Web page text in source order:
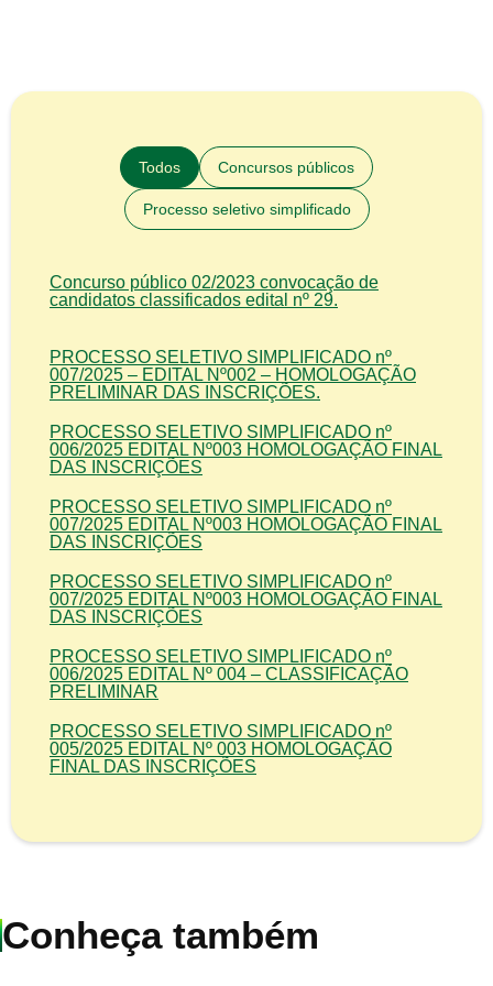
Concursos públicos
Processo seletivo simplificado
Todos
Concurso público 02/2023 convocação de
candidatos classificados edital nº 29.
PROCESSO SELETIVO SIMPLIFICADO nº
007/2025 – EDITAL Nº002 – HOMOLOGAÇÃO
PRELIMINAR DAS INSCRIÇÕES.
PROCESSO SELETIVO SIMPLIFICADO nº
006/2025 EDITAL Nº003 HOMOLOGAÇÃO FINAL
DAS INSCRIÇÕES
PROCESSO SELETIVO SIMPLIFICADO nº
007/2025 EDITAL Nº003 HOMOLOGAÇÃO FINAL
DAS INSCRIÇÕES
PROCESSO SELETIVO SIMPLIFICADO nº
007/2025 EDITAL Nº003 HOMOLOGAÇÃO FINAL
DAS INSCRIÇÕES
PROCESSO SELETIVO SIMPLIFICADO nº
006/2025 EDITAL Nº 004 – CLASSIFICAÇÃO
PRELIMINAR
PROCESSO SELETIVO SIMPLIFICADO nº
005/2025 EDITAL Nº 003 HOMOLOGAÇÃO
FINAL DAS INSCRIÇÕES
Conheça também